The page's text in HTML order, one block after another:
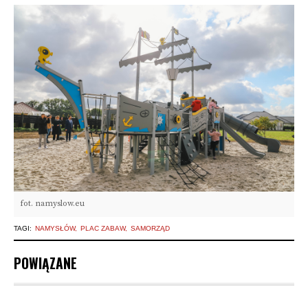
fot. namyslow.eu
TAGI: NAMYSŁÓW PLAC ZABAW SAMORZĄD
POWIĄZANE